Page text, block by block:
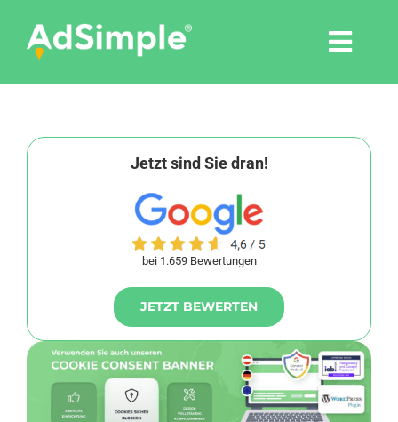
content
Pressemitteilungen
Agentur
Jetzt sind Sie dran!
bei 1.659 Bewertungen
JETZT BEWERTEN